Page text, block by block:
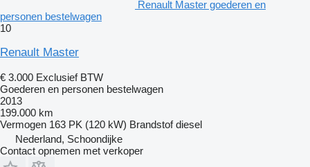
Renault Master goederen en
personen bestelwagen
10
Renault Master
€ 3.000 Exclusief BTW
Goederen en personen bestelwagen
2013
199.000 km
Vermogen 163 PK (120 kW) Brandstof diesel
Nederland, Schoondijke
Contact opnemen met verkoper